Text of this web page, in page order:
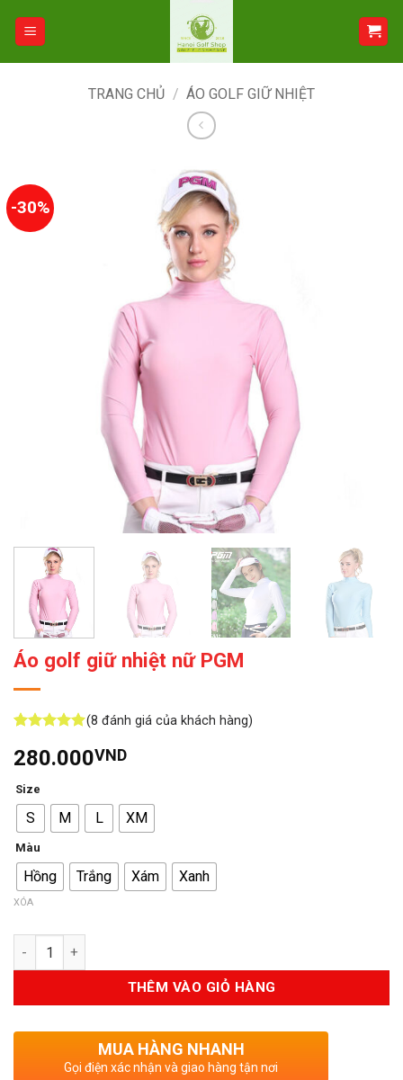
TRANG CHỦ / ÁO GOLF GIỮ NHIỆT
-30%
Áo golf giữ nhiệt nữ PGM
dựa trên
đánh giá
(8 đánh giá của khách hàng)
280.000VND
Size
S M L XM
Màu
Hồng Trắng Xám Xanh
XÓA
Số lượng
THÊM VÀO GIỎ HÀNG
MUA HÀNG NHANH
Gọi điện xác nhận và giao hàng tận nơi